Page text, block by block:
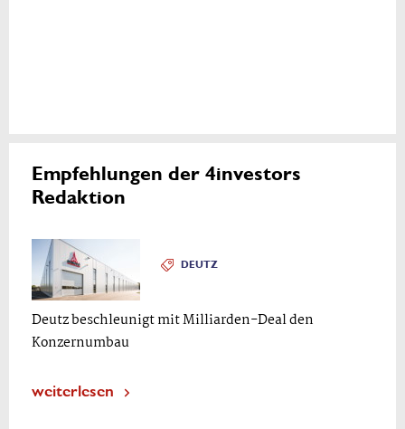
Empfehlungen der 4investors
Redaktion
DEUTZ
Deutz beschleunigt mit Milliarden-Deal den
Konzernumbau
weiterlesen